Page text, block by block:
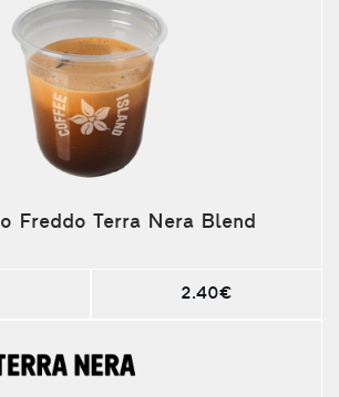
Freddo Terra Nera Blend
2.40€